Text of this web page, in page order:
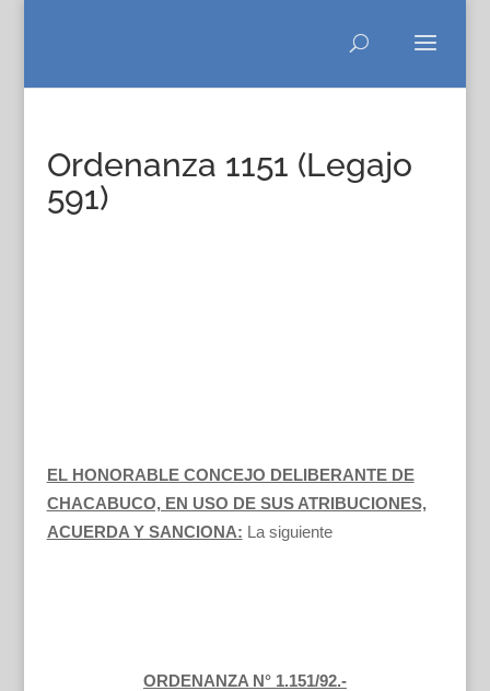
Ordenanza 1151 (Legajo
591)
EL HONORABLE CONCEJO DELIBERANTE DE
CHACABUCO, EN USO DE SUS ATRIBUCIONES,
ACUERDA Y SANCIONA: La siguiente
ORDENANZA N° 1.151/92.-